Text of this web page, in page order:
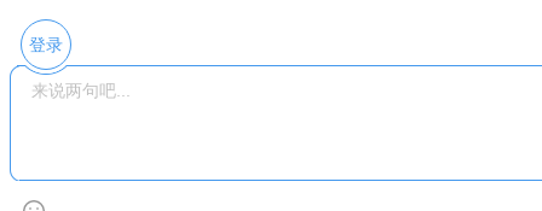
登录